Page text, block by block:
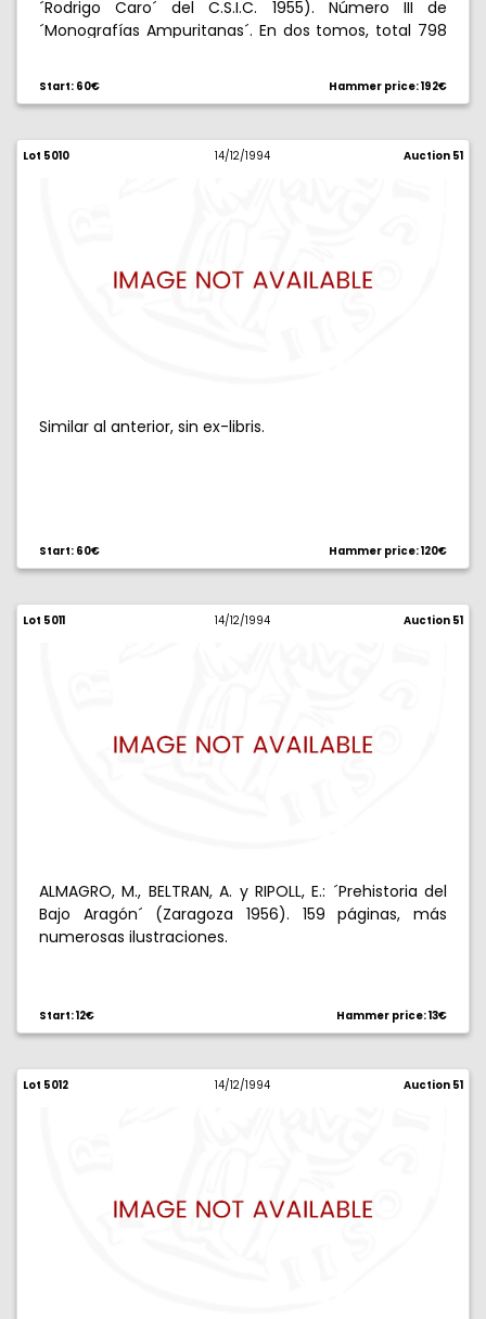
´Rodrigo Caro´ del C.S.I.C. 1955). Número III de
´Monografías Ampuritanas´. En dos tomos, total 798
láminas, dos de ellas a todo color. Con ex-libris.
Start: 60€ Hammer price: 192€
Lot 5010 14/12/1994 Auction 51
Similar al anterior, sin ex-libris.
Start: 60€ Hammer price: 120€
Lot 5011 14/12/1994 Auction 51
ALMAGRO, M., BELTRAN, A. y RIPOLL, E.: ´Prehistoria del
Bajo Aragón´ (Zaragoza 1956). 159 páginas, más
numerosas ilustraciones.
Start: 12€ Hammer price: 13€
Lot 5012 14/12/1994 Auction 51